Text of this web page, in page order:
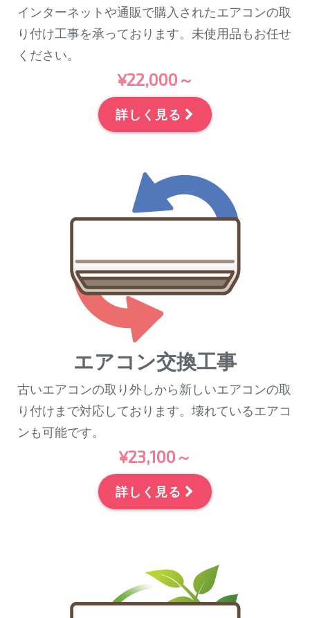
インターネットや通販で購入されたエアコンの取
り付け工事を承っております。未使用品もお任せ
ください。
¥22,000～
詳しく見る
エアコン交換工事
古いエアコンの取り外しから新しいエアコンの取
り付けまで対応しております。壊れているエアコ
ンも可能です。
¥23,100～
詳しく見る